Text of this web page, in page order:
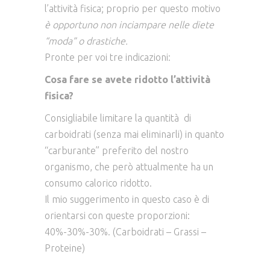
l’attività fisica; proprio per questo motivo
è opportuno non inciampare nelle diete
“moda” o drastiche.
Pronte per voi tre indicazioni:
Cosa fare se avete ridotto l’attività
fisica?
Consigliabile limitare la quantità di
carboidrati (senza mai eliminarli) in quanto
“carburante” preferito del nostro
organismo, che però attualmente ha un
consumo calorico ridotto.
Il mio suggerimento in questo caso è di
orientarsi con queste proporzioni:
40%-30%-30%. (Carboidrati – Grassi –
Proteine)